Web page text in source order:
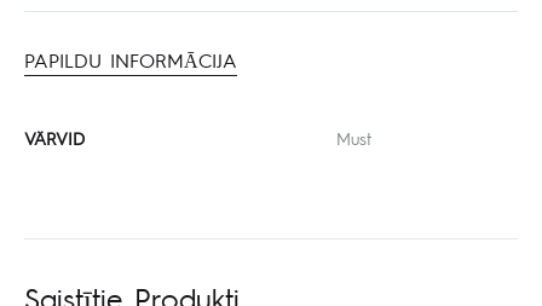
PAPILDU INFORMĀCIJA
VÄRVID Must
Saistītie Produkti